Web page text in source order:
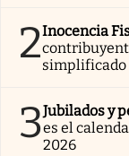
2Inocencia
simplificado
3Jubilados y
es el
2026